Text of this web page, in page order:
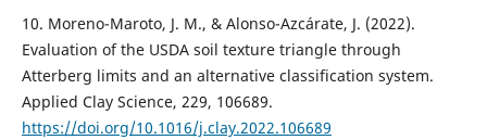
10. Moreno-Maroto, J. M., & Alonso-Azcárate, J. (2022).
Evaluation of the USDA soil texture triangle through
Atterberg limits and an alternative classification system.
Applied Clay Science, 229, 106689.
https://doi.org/10.1016/j.clay.2022.106689